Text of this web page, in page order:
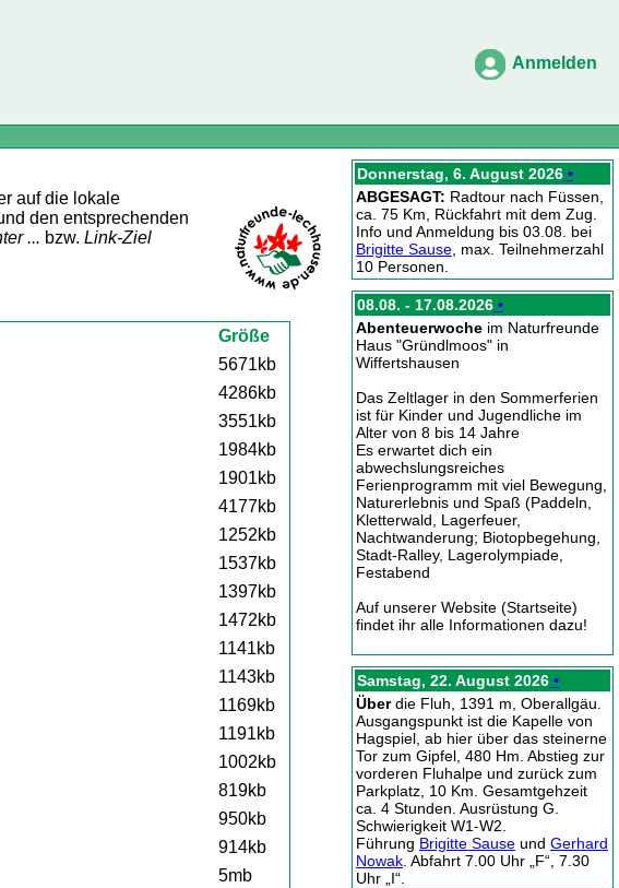
Anmelden
Donnerstag, 6. August 2026 •
ABGESAGT: Radtour nach Füssen,
ca. 75 Km, Rückfahrt mit dem Zug.
Info und Anmeldung bis 03.08. bei
Brigitte Sause , max. Teilnehmerzahl
10 Personen.
08.08. - 17.08.2026 •
Abenteuerwoche im Naturfreunde
Haus "Gründlmoos" in
Wiffertshausen
Das Zeltlager in den Sommerferien
ist für Kinder und Jugendliche im
Alter von 8 bis 14 Jahre
Es erwartet dich ein
abwechslungsreiches
Ferienprogramm mit viel Bewegung,
Naturerlebnis und Spaß (Paddeln,
Kletterwald, Lagerfeuer,
Nachtwanderung; Biotopbegehung,
Stadt-Ralley, Lagerolympiade,
Festabend
Auf unserer Website (Startseite)
findet ihr alle Informationen dazu!
Samstag, 22. August 2026 •
Überdie Fluh, 1391 m, Oberallgäu.
Ausgangspunkt ist die Kapelle von
Hagspiel, ab hier über das steinerne
Tor zum Gipfel, 480 Hm. Abstieg zur
vorderen Fluhalpe und zurück zum
Parkplatz, 10 Km. Gesamtgehzeit
ca. 4 Stunden. Ausrüstung G.
Schwierigkeit W1-W2.
Führung Brigitte Sause und Gerhard
Nowak . Abfahrt 7.00 Uhr „F“, 7.30
Uhr „I“.
auf die lokale
den entsprechenden
... bzw. Link-Ziel
Größe
5671kb
4286kb
3551kb
1984kb
1901kb
4177kb
1252kb
1537kb
1397kb
1472kb
1141kb
1143kb
1169kb
1191kb
1002kb
819kb
950kb
914kb
5mb